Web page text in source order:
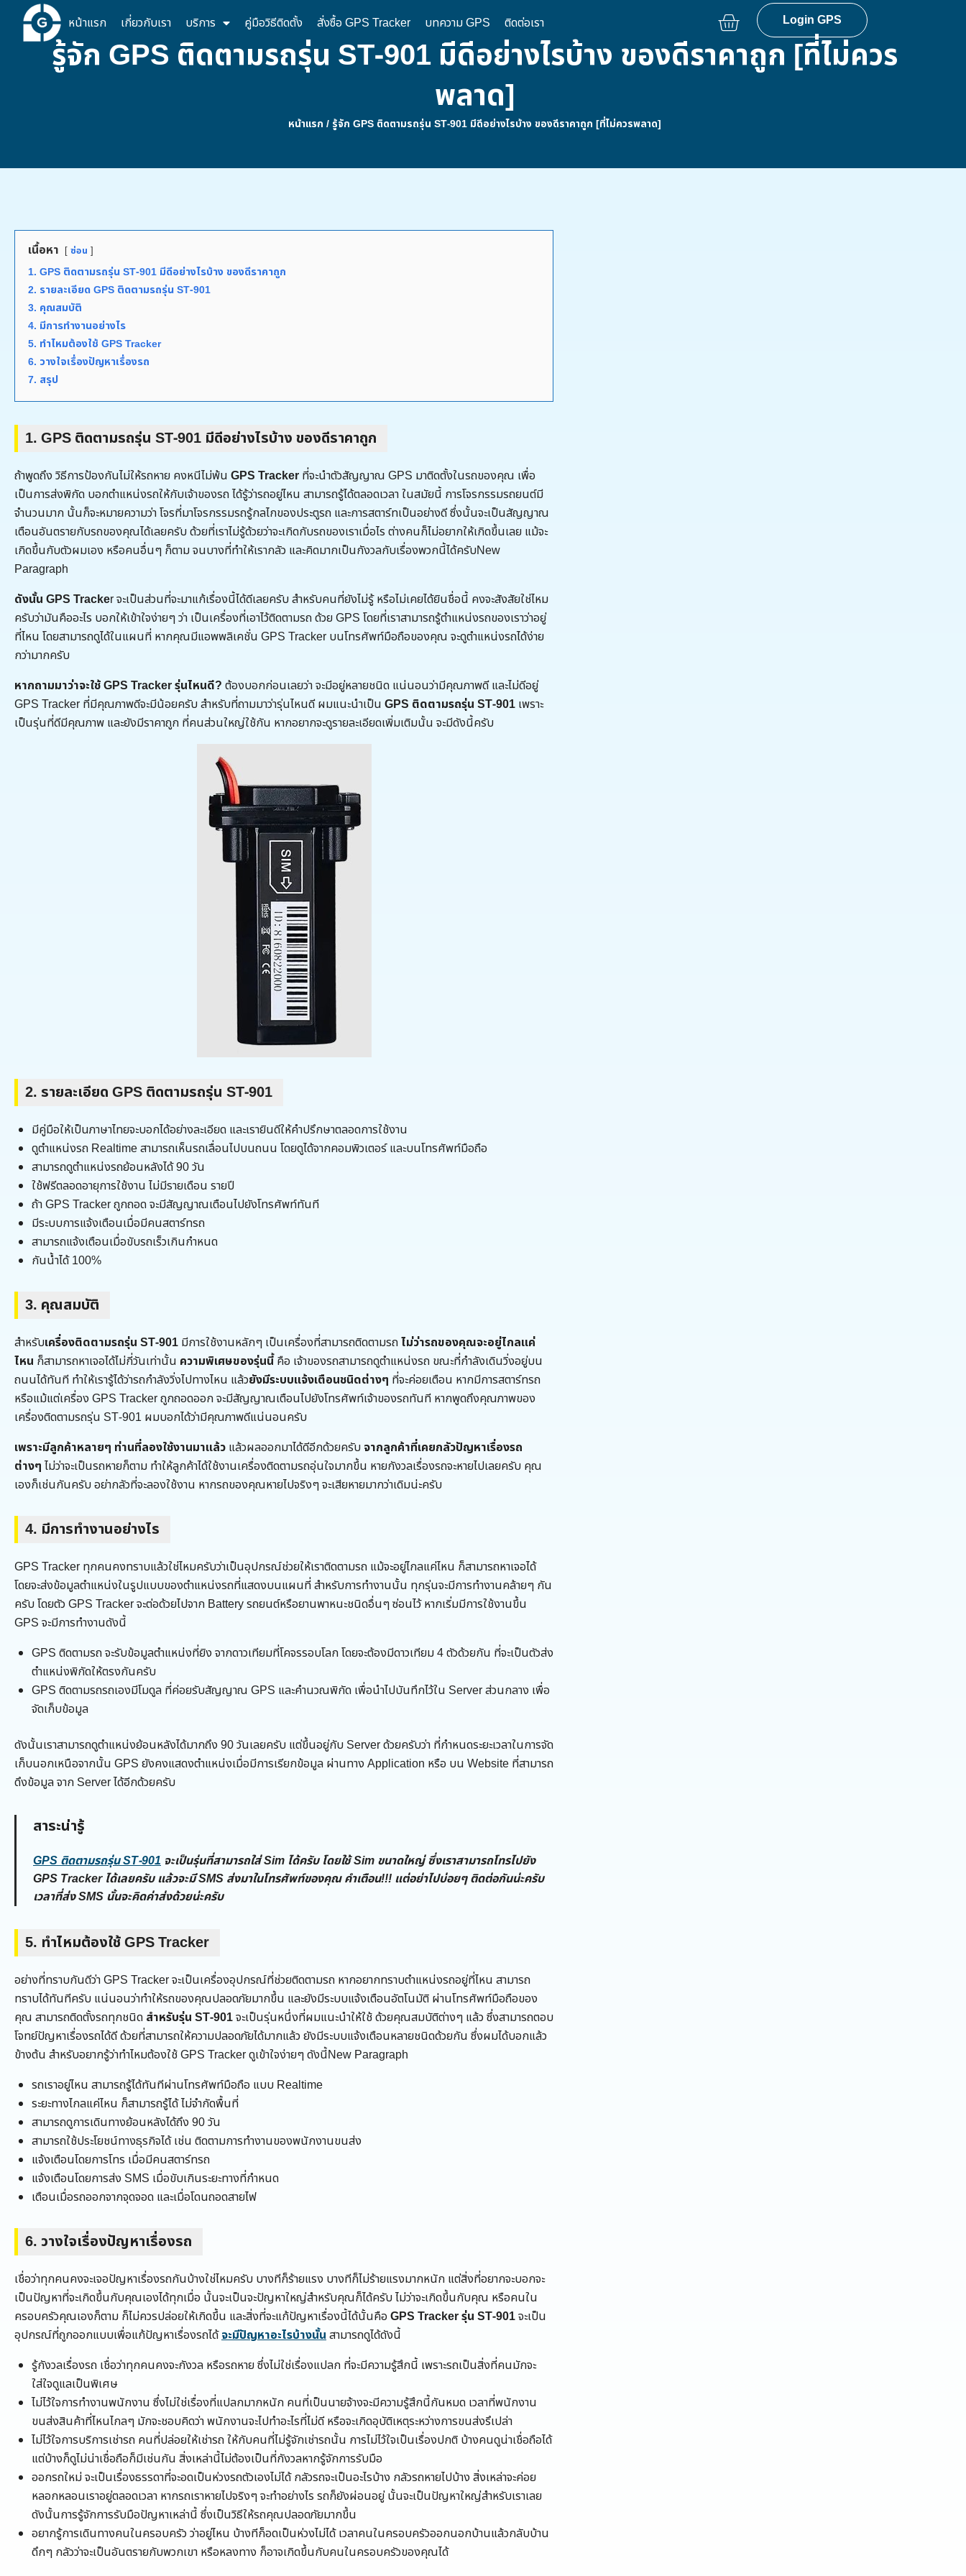
หน้าแรก เกี่ยวกับเรา บริการ คู่มือวิธีติดตั้ง สั่งซื้อ GPS Tracker บทความ GPS ติดต่อเรา Login GPS
รู้จัก GPS ติดตามรถรุ่น ST-901 มีดีอย่างไรบ้าง ของดีราคาถูก [ที่ไม่ควร
พลาด]
หน้าแรก / รู้จัก GPS ติดตามรถรุ่น ST-901 มีดีอย่างไรบ้าง ของดีราคาถูก [ที่ไม่ควรพลาด]
เนื้อหา ซ่อน
1. GPS ติดตามรถรุ่น ST-901 มีดีอย่างไรบ้าง ของดีราคาถูก
2. รายละเอียด GPS ติดตามรถรุ่น ST-901
3. คุณสมบัติ
4. มีการทำงานอย่างไร
5. ทำไหมต้องใช้ GPS Tracker
6. วางใจเรื่องปัญหาเรื่องรถ
7. สรุป
1. GPS ติดตามรถรุ่น ST-901 มีดีอย่างไรบ้าง ของดีราคาถูก
ถ้าพูดถึง วิธีการป้องกันไม่ให้รถหาย คงหนีไม่พ้น GPS Tracker ที่จะนำตัวสัญญาณ GPS มาติดตั้งในรถของคุณ เพื่อ
เป็นการส่งพิกัด บอกตำแหน่งรถให้กับเจ้าของรถ ได้รู้ว่ารถอยู่ไหน สามารถรู้ได้ตลอดเวลา ในสมัยนี้ การโจรกรรมรถยนต์มี
จำนวนมาก นั้นก็จะหมายความว่า โจรที่มาโจรกรรมรถรู้กลไกของประตูรถ และการสตาร์ทเป็นอย่างดี ซึ่งนั้นจะเป็นสัญญาณ
เตือนอันตรายกับรถของคุณได้เลยครับ ด้วยที่เราไม่รู้ด้วยว่าจะเกิดกับรถของเราเมื่อไร ต่างคนก็ไม่อยากให้เกิดขึ้นเลย แม้จะ
เกิดขึ้นกับตัวผมเอง หรือคนอื่นๆ ก็ตาม จนบางที่ทำให้เรากลัว และคิดมากเป็นกังวลกับเรื่องพวกนี้ได้ครับNew
Paragraph
ดังนั้น GPS Tracker จะเป็นส่วนที่จะมาแก้เรื่องนี้ได้ดีเลยครับ สำหรับคนที่ยังไม่รู้ หรือไม่เคยได้ยินชื่อนี้ คงจะสังสัยใช่ไหม
ครับว่ามันคืออะไร บอกให้เข้าใจง่ายๆ ว่า เป็นเครื่องที่เอาไว้ติดตามรถ ด้วย GPS โดยที่เราสามารถรู้ตำแหน่งรถของเราว่าอยู่
ที่ไหน โดยสามารถดูได้ในแผนที่ หากคุณมีแอพพลิเคชั่น GPS Tracker บนโทรศัพท์มือถือของคุณ จะดูตำแหน่งรถได้ง่าย
กว่ามากครับ
หากถามมาว่าจะใช้ GPS Tracker รุ่นไหนดี? ต้องบอกก่อนเลยว่า จะมีอยู่หลายชนิด แน่นอนว่ามีคุณภาพดี และไม่ดีอยู่
GPS Tracker ที่มีคุณภาพดีจะมีน้อยครับ สำหรับที่ถามมาว่ารุ่นไหนดี ผมแนะนำเป็น GPS ติดตามรถรุ่น ST-901 เพราะ
เป็นรุ่นที่ดีมีคุณภาพ และยังมีราคาถูก ที่คนส่วนใหญ่ใช้กัน หากอยากจะดูรายละเอียดเพิ่มเติมนั้น จะมีดังนี้ครับ
2. รายละเอียด GPS ติดตามรถรุ่น ST-901
มีคู่มือให้เป็นภาษาไทยจะบอกได้อย่างละเอียด และเรายินดีให้คำปรึกษาตลอดการใช้งาน
ดูตำแหน่งรถ Realtime สามารถเห็นรถเลื่อนไปบนถนน โดยดูได้จากคอมพิวเตอร์ และบนโทรศัพท์มือถือ
สามารถดูตำแหน่งรถย้อนหลังได้ 90 วัน
ใช้ฟรีตลอดอายุการใช้งาน ไม่มีรายเดือน รายปี
ถ้า GPS Tracker ถูกถอด จะมีสัญญาณเตือนไปยังโทรศัพท์ทันที
มีระบบการแจ้งเตือนเมื่อมีคนสตาร์ทรถ
สามารถแจ้งเตือนเมื่อขับรถเร็วเกินกำหนด
กันน้ำได้ 100%
3. คุณสมบัติ
สำหรับเครื่องติดตามรถรุ่น ST-901 มีการใช้งานหลักๆ เป็นเครื่องที่สามารถติดตามรถไม่ว่ารถของคุณจะอยู่ไกลแค่
ไหน ก็สามารถหาเจอได้ไม่กี่วันเท่านั้น ความพิเศษของรุ่นนี้คือ เจ้าของรถสามารถดูตำแหน่งรถ ขณะที่กำลังเดินวิ่งอยู่บน
ถนนได้ทันที ทำให้เรารู้ได้ว่ารถกำลังวิ่งไปทางไหน แล้วยังมีระบบแจ้งเตือนชนิดต่างๆ ที่จะค่อยเตือน หากมีการสตาร์ทรถ
หรือแม้แต่เครื่อง GPS Tracker ถูกถอดออก จะมีสัญญาณเตือนไปยังโทรศัพท์เจ้าของรถทันที หากพูดถึงคุณภาพของ
เครื่องติดตามรถรุ่น ST-901 ผมบอกได้ว่ามีคุณภาพดีแน่นอนครับ
เพราะมีลูกค้าหลายๆ ท่านที่ลองใช้งานมาแล้ว แล้วผลออกมาได้ดีอีกด้วยครับ จากลูกค้าที่เคยกลัวปัญหาเรื่องรถ
ต่างๆ ไม่ว่าจะเป็นรถหายก็ตาม ทำให้ลูกค้าได้ใช้งานเครื่องติดตามรถอุ่นใจมากขึ้น หายกังวลเรื่องรถจะหายไปเลยครับ คุณ
เองก็เช่นกันครับ อย่ากลัวที่จะลองใช้งาน หากรถของคุณหายไปจริงๆ จะเสียหายมากว่าเดิมน่ะครับ
4. มีการทำงานอย่างไร
GPS Tracker ทุกคนคงทราบแล้วใช่ไหมครับว่าเป็นอุปกรณ์ช่วยให้เราติดตามรถ แม้จะอยู่ไกลแค่ไหน ก็สามารถหาเจอได้
โดยจะส่งข้อมูลตำแหน่งในรูปแบบของตำแหน่งรถที่แสดงบนแผนที่ สำหรับการทำงานนั้น ทุกรุ่นจะมีการทำงานคล้ายๆ กัน
ครับ โดยตัว GPS Tracker จะต่อด้วยไปจาก Battery รถยนต์หรือยานพาหนะชนิดอื่นๆ ซ่อนไว้ หากเริ่มมีการใช้งานขึ้น
GPS จะมีการทำงานดังนี้
GPS ติดตามรถ จะรับข้อมูลตำแหน่งที่ยิง จากดาวเทียมที่โคจรรอบโลก โดยจะต้องมีดาวเทียม 4 ตัวด้วยกัน ที่จะเป็นตัวส่ง
ตำแหน่งพิกัดให้ตรงกันครับ
GPS ติดตามรถรถเองมีโมดูล ที่ค่อยรับสัญญาณ GPS และคำนวณพิกัด เพื่อนำไปบันทึกไว้ใน Server ส่วนกลาง เพื่อ
จัดเก็บข้อมูล
ดังนั้นเราสามารถดูตำแหน่งย้อนหลังได้มากถึง 90 วันเลยครับ แต่ขึ้นอยู่กับ Server ด้วยครับว่า ที่กำหนดระยะเวลาในการจัด
เก็บนอกเหนือจากนั้น GPS ยังคงแสดงตำแหน่งเมื่อมีการเรียกข้อมูล ผ่านทาง Application หรือ บน Website ที่สามารถ
ดึงข้อมูล จาก Server ได้อีกด้วยครับ
สาระน่ารู้
GPS ติดตามรถรุ่น ST-901 จะเป็นรุ่นที่สามารถใส่ Sim ได้ครับ โดยใช้ Sim ขนาดใหญ่ ซึ่งเราสามารถโทรไปยัง
GPS Tracker ได้เลยครับ แล้วจะมี SMS ส่งมาในโทรศัพท์ของคุณ คำเตือน!!! แต่อย่าไปบ่อยๆ ติดต่อกันน่ะครับ
เวลาที่ส่ง SMS นั้นจะคิดค่าส่งด้วยน่ะครับ
5. ทำไหมต้องใช้ GPS Tracker
อย่างที่ทราบกันดีว่า GPS Tracker จะเป็นเครื่องอุปกรณ์ที่ช่วยติดตามรถ หากอยากทราบตำแหน่งรถอยู่ที่ไหน สามารถ
ทราบได้ทันทีครับ แน่นอนว่าทำให้รถของคุณปลอดภัยมากขึ้น และยังมีระบบแจ้งเตือนอัตโนมัติ ผ่านโทรศัพท์มือถือของ
คุณ สามารถติดตั้งรถทุกชนิด สำหรับรุ่น ST-901จะเป็นรุ่นหนึ่งที่ผมแนะนำให้ใช้ ด้วยคุณสมบัติต่างๆ แล้ว ซึ่งสามารถตอบ
โจทย์ปัญหาเรื่องรถได้ดี ด้วยที่สามารถให้ความปลอดภัยได้มากแล้ว ยังมีระบบแจ้งเตือนหลายชนิดด้วยกัน ซึ่งผมได้บอกแล้ว
ข้างต้น สำหรับอยากรู้ว่าทำไหมต้องใช้ GPS Tracker ดูเข้าใจง่ายๆ ดังนี้New Paragraph
รถเราอยู่ไหน สามารถรู้ได้ทันทีผ่านโทรศัพท์มือถือ แบบ Realtime
ระยะทางไกลแค่ไหน ก็สามารถรู้ได้ ไม่จำกัดพื้นที่
สามารถดูการเดินทางย้อนหลังได้ถึง 90 วัน
สามารถใช้ประโยชน์ทางธุรกิจได้ เช่น ติดตามการทำงานของพนักงานขนส่ง
แจ้งเตือนโดยการโทร เมื่อมีคนสตาร์ทรถ
แจ้งเตือนโดยการส่ง SMS เมื่อขับเกินระยะทางที่กำหนด
เตือนเมื่อรถออกจากจุดจอด และเมื่อโดนถอดสายไฟ
6. วางใจเรื่องปัญหาเรื่องรถ
เชื่อว่าทุกคนคงจะเจอปัญหาเรื่องรถกันบ้างใช่ไหมครับ บางทีก็ร้ายแรง บางทีก็ไม่ร้ายแรงมากหนัก แต่สิ่งที่อยากจะบอกจะ
เป็นปัญหาที่จะเกิดขึ้นกับคุณเองได้ทุกเมื่อ นั้นจะเป็นจะปัญหาใหญ่สำหรับคุณก็ได้ครับ ไม่ว่าจะเกิดขึ้นกับคุณ หรือคนใน
ครอบครัวคุณเองก็ตาม ก็ไม่ควรปล่อยให้เกิดขึ้น และสิ่งที่จะแก้ปัญหาเรื่องนี้ได้นั้นคือ GPS Tracker รุ่น ST-901จะเป็น
อุปกรณ์ที่ถูกออกแบบเพื่อแก้ปัญหาเรื่องรถได้จะมีปัญหาอะไรบ้างนั้นสามารถดูได้ดังนี้
รู้กังวลเรื่องรถ เชื่อว่าทุกคนคงจะกังวล หรือรถหาย ซึ่งไม่ใช่เรื่องแปลก ที่จะมีความรู้สึกนี้ เพราะรถเป็นสิ่งที่คนมักจะ
ใส่ใจดูแลเป็นพิเศษ
ไม่ไว้ใจการทำงานพนักงาน ซึ่งไม่ใช่เรื่องที่แปลกมากหนัก คนที่เป็นนายจ้างจะมีความรู้สึกนี้กันหมด เวลาที่พนักงาน
ขนส่งสินค้าที่ไหนไกลๆ มักจะชอบคิดว่า พนักงานจะไปทำอะไรที่ไม่ดี หรือจะเกิดอุบัติเหตุระหว่างการขนส่งรึเปล่า
ไม่ไว้ใจการบริการเช่ารถ คนที่ปล่อยให้เช่ารถ ให้กับคนที่ไม่รู้จักเช่ารถนั้น การไม่ไว้ใจเป็นเรื่องปกติ บ้างคนดูน่าเชื่อถือได้
แต่บ้างก็ดูไม่น่าเชื่อถือก็มีเช่นกัน สิ่งเหล่านี้ไม่ต้องเป็นที่กังวลหากรู้จักการรับมือ
ออกรถใหม่ จะเป็นเรื่องธรรดาที่จะอดเป็นห่วงรถตัวเองไม่ได้ กลัวรถจะเป็นอะไรบ้าง กลัวรถหายไปบ้าง สิ่งเหล่าจะค่อย
หลอกหลอนเราอยู่ตลอดเวลา หากรถเราหายไปจริงๆ จะทำอย่างไร รถก็ยังผ่อนอยู่ นั้นจะเป็นปัญหาใหญ่สำหรับเราเลย
ดังนั้นการรู้จักการรับมือปัญหาเหล่านี้ ซึ่งเป็นวิธีให้รถคุณปลอดภัยมากขึ้น
อยากรู้การเดินทางคนในครอบครัว ว่าอยู่ไหน บ้างทีก็อดเป็นห่วงไม่ได้ เวลาคนในครอบครัวออกนอกบ้านแล้วกลับบ้าน
ดึกๆ กลัวว่าจะเป็นอันตรายกับพวกเขา หรือหลงทาง ก็อาจเกิดขึ้นกับคนในครอบครัวของคุณได้